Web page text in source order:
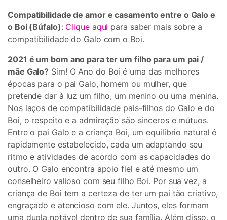
Compatibilidade de amor e casamento entre o Galo e
o Boi (Búfalo): Clique aqui para saber mais sobre a
compatibilidade do Galo com o Boi.
2021 é um bom ano para ter um filho para um pai /
mãe Galo? Sim! O Ano do Boi é uma das melhores
épocas para o pai Galo, homem ou mulher, que
pretende dar à luz um filho, um menino ou uma menina.
Nos laços de compatibilidade pais-filhos do Galo e do
Boi, o respeito e a admiração são sinceros e mútuos.
Entre o pai Galo e a criança Boi, um equilíbrio natural é
rapidamente estabelecido, cada um adaptando seu
ritmo e atividades de acordo com as capacidades do
outro. O Galo encontra apoio fiel e até mesmo um
conselheiro valioso com seu filho Boi. Por sua vez, a
criança de Boi tem a certeza de ter um pai tão criativo,
engraçado e atencioso com ele. Juntos, eles formam
uma dupla notável dentro de sua família. Além disso, o